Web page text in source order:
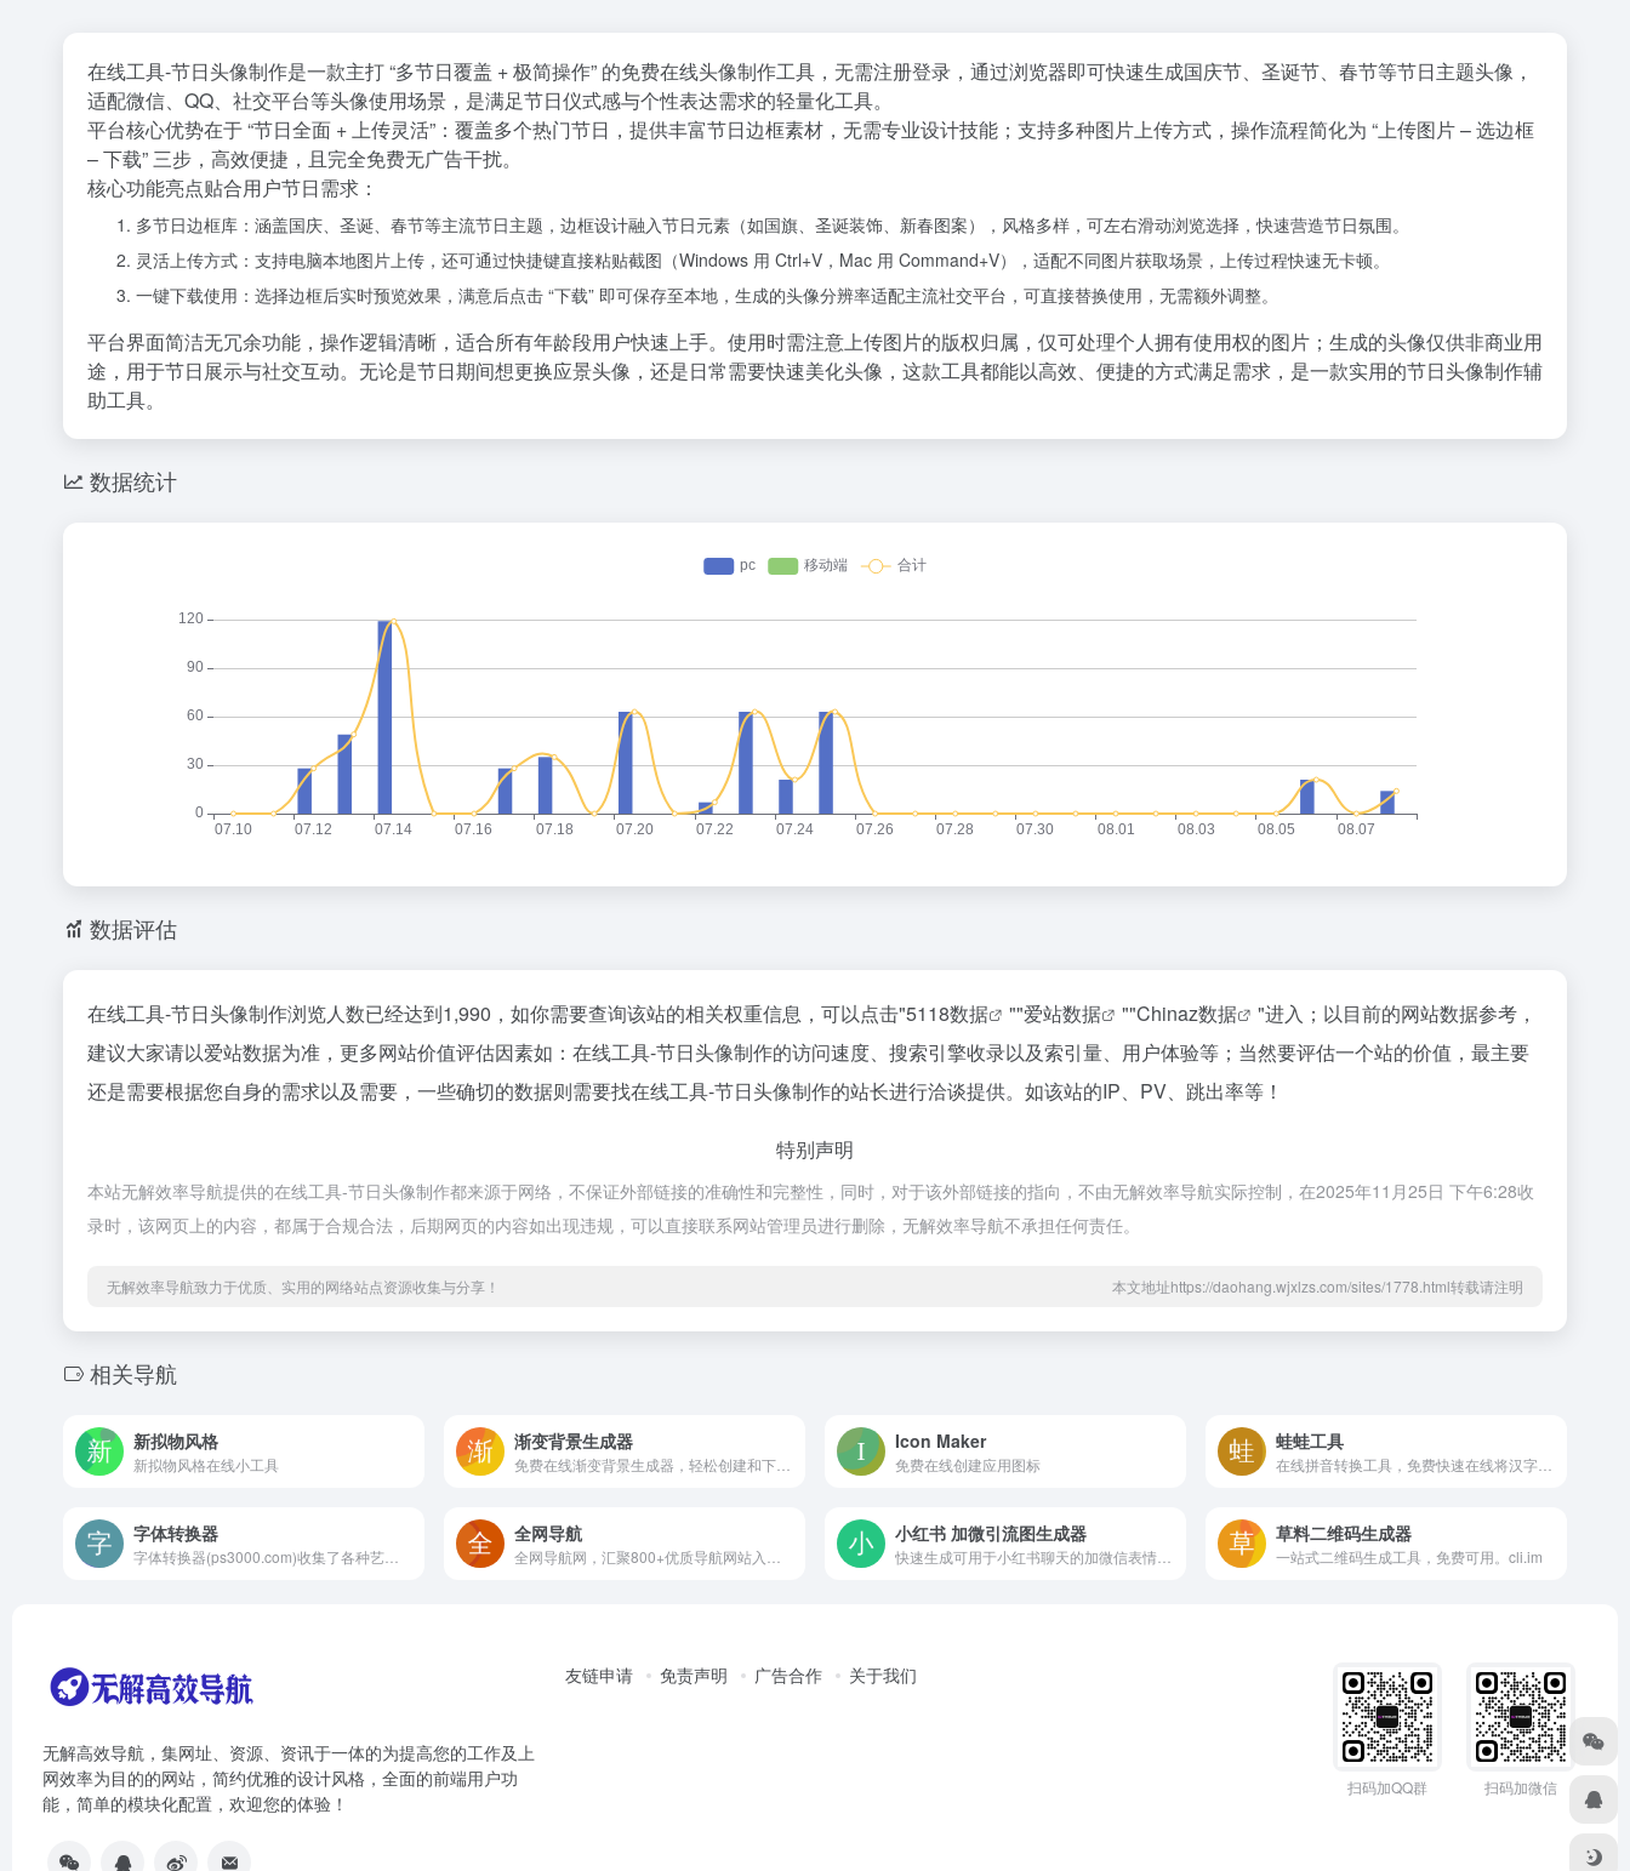
在线工具-节日头像制作是一款主打 “多节日覆盖 + 极简操作” 的免费在线头像制作工具，无需注册登录，通过浏览器即可快速生成国庆节、圣诞节、春节等节日主题头像，
适配微信、QQ、社交平台等头像使用场景，是满足节日仪式感与个性表达需求的轻量化工具。
平台核心优势在于 “节日全面 + 上传灵活”：覆盖多个热门节日，提供丰富节日边框素材，无需专业设计技能；支持多种图片上传方式，操作流程简化为 “上传图片 – 选边框
– 下载” 三步，高效便捷，且完全免费无广告干扰。
核心功能亮点贴合用户节日需求：
多节日边框库：涵盖国庆、圣诞、春节等主流节日主题，边框设计融入节日元素（如国旗、圣诞装饰、新春图案），风格多样，可左右滑动浏览选择，快速营造节日氛围。
灵活上传方式：支持电脑本地图片上传，还可通过快捷键直接粘贴截图（Windows 用 Ctrl+V，Mac 用 Command+V），适配不同图片获取场景，上传过程快速无卡顿。
一键下载使用：选择边框后实时预览效果，满意后点击 “下载” 即可保存至本地，生成的头像分辨率适配主流社交平台，可直接替换使用，无需额外调整。
平台界面简洁无冗余功能，操作逻辑清晰，适合所有年龄段用户快速上手。使用时需注意上传图片的版权归属，仅可处理个人拥有使用权的图片；生成的头像仅供非商业用
途，用于节日展示与社交互动。无论是节日期间想更换应景头像，还是日常需要快速美化头像，这款工具都能以高效、便捷的方式满足需求，是一款实用的节日头像制作辅
助工具。
数据统计
数据评估
在线工具-节日头像制作浏览人数已经达到1,990，如你需要查询该站的相关权重信息，可以点击"5118数据 ""爱站数据 ""Chinaz数据
"进入；以目前的网站数据参考，
建议大家请以爱站数据为准，更多网站价值评估因素如：在线工具-节日头像制作的访问速度、搜索引擎收录以及索引量、用户体验等；当然要评估一个站的价值，最主要
还是需要根据您自身的需求以及需要，一些确切的数据则需要找在线工具-节日头像制作的站长进行洽谈提供。如该站的IP、PV、跳出率等！
特别声明
本站无解效率导航提供的在线工具-节日头像制作都来源于网络，不保证外部链接的准确性和完整性，同时，对于该外部链接的指向，不由无解效率导航实际控制，在2025年11月25日 下午6:28收
录时，该网页上的内容，都属于合规合法，后期网页的内容如出现违规，可以直接联系网站管理员进行删除，无解效率导航不承担任何责任。
无解效率导航致力于优质、实用的网络站点资源收集与分享！ 本文地址https://daohang.wjxlzs.com/sites/1778.html转载请注明
相关导航
新拟物风格
新拟物风格在线小工具
渐变背景生成器 Icon Maker
免费在线创建应用图标
蛙蛙工具
字体转换器 全网导航 小红书 加微引流图生成器 草料二维码生成器
一站式二维码生成工具，免费可用。cli.im
无解高效导航，集网址、资源、资讯于一体的为提高您的工作及上
网效率为目的的网站，简约优雅的设计风格，全面的前端用户功
能，简单的模块化配置，欢迎您的体验！
友链申请 免责声明 广告合作 关于我们
扫码加QQ群 扫码加微信